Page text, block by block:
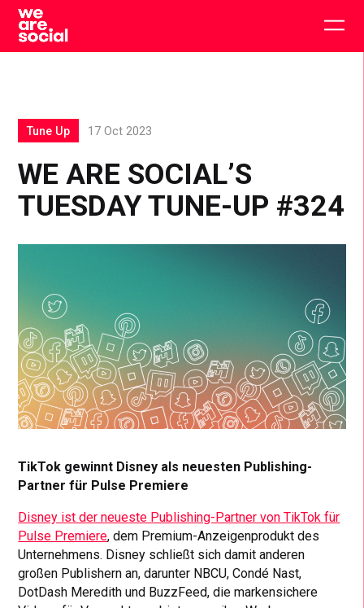
Skip
content
WE ARE SOCIAL’S
TUESDAY TUNE-UP #324
Tune Up 17 Oct 2023
TikTok gewinnt Disney als neuesten Publishing-
Partner für Pulse Premiere
Disney ist der neueste Publishing-Partner von TikTok für
Pulse Premiere, dem Premium-Anzeigenprodukt des
Unternehmens. Disney schließt sich damit anderen
großen Publishern an, darunter NBCU, Condé Nast,
DotDash Meredith und BuzzFeed, die markensichere